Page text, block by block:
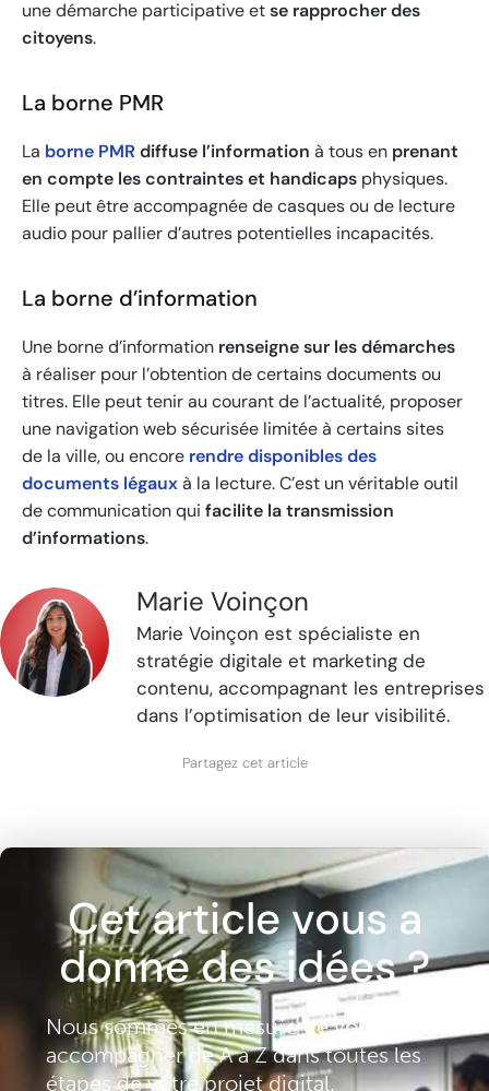
une démarche participative etse rapprocher des
citoyens.
La borne PMR
La borne PMR diffuse l’information à tous en prenant
en compte les contraintes et handicaps physiques.
Elle peut être accompagnée de casques ou de lecture
audio pour pallier d’autres potentielles incapacités.
La borne d’information
Une borne d’information renseigne sur les démarches
à réaliser pour l’obtention de certains documents ou
titres. Elle peut tenir au courant de l’actualité, proposer
une navigation web sécurisée limitée à certains sites
de la ville, ou encore rendre disponibles des
documents légauxà la lecture. C’est un véritable outil
de communication qui facilite la transmission
d’informations.
Marie Voinçon
Marie Voinçon est spécialiste en
stratégie digitale et marketing de
contenu, accompagnant les entreprises
dans l’optimisation de leur visibilité.
Partagez cet article
Cet article vous a
donné des idées ?
Nous sommes en mesure de vous
accompagner de A à Z dans toutes les
étapes de votre projet digital.